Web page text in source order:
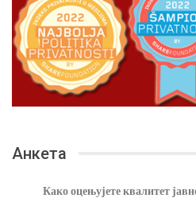
Анкета
Како оцењујете квалитет